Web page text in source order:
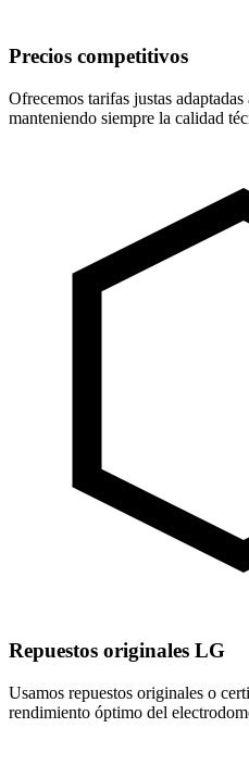
Precios competitivos
Ofrecemos tarifas justas
manteniendo siempre la calidad
Repuestos originales LG
Usamos repuestos originales o
rendimiento óptimo del